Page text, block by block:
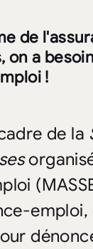
de
on a
!
de la